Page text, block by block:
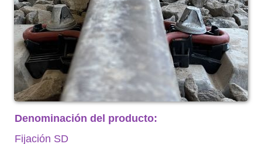
Denominación del producto:
Fijación SD